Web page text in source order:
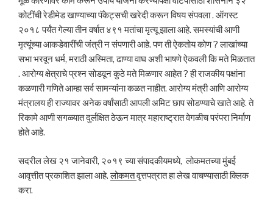
कोटींची रेडीमेड खाण्याच्या पॅकेट्सची खरेदी करून विषय संपवला . ऑगस्ट
२०१८ पर्यंत गेल्या तीन वर्षात ४९१ मतांचा मृत्यू झाला आहे. समस्यांची आणी
मृत्यूंच्या आकडेवारींची जंत्री न संपणारी आहे. पण ती ऐकतोय कोण ? लाखांच्या
सभा भरवून धर्म, मराठी अस्मिता, ढाण्या वाघ अशी भाषणे ऐकवली कि मते मिळतात
. आरोग्य क्षेत्राचे प्रश्न सोडवून कुठे मते मिळणार आहेत ? ही राजकीय पक्षांना
कळणारी गणिते आम्हा सर्व सामन्यांना कळत नाहीत. आरोग्य मंत्री आणि आरोग्य
मंत्रालय ही राज्यावर अनेक वर्षांसाठी आपली अमिट छाप सोडण्याचे खाते आहे. ते
रिकामे आणी सगळ्यात दुर्लक्षित ठेऊन मात्र महाराष्ट्रात वेगळीच परंपरा निर्माण
होते आहे.
सदरील लेख २१ जानेवारी, २०१९ च्या संपादकीयमध्ये, लोकमतच्या मुंबई
आवृत्तीत प्रकाशित झाला आहे.लोकमतवृत्तपत्रात हा लेख वाचण्यासाठी क्लिक
करा.